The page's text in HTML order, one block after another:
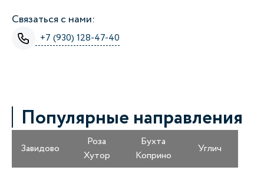
Связаться с нами:
+7 (930) 128-47-40
Популярные направления
Завидово
Роза
Хутор
Бухта
Коприно
Углич